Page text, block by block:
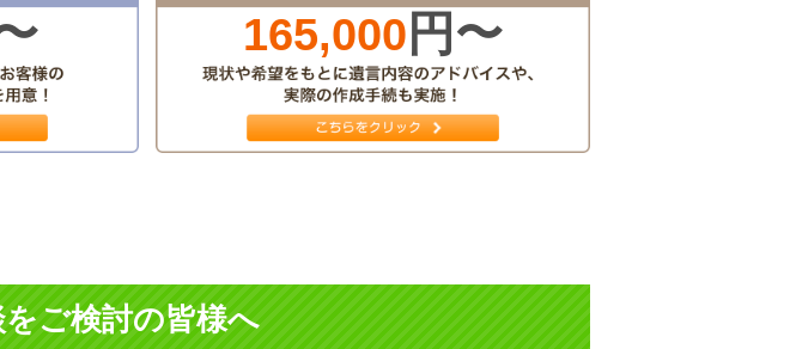
165,000 円〜
ご検討の皆様へ